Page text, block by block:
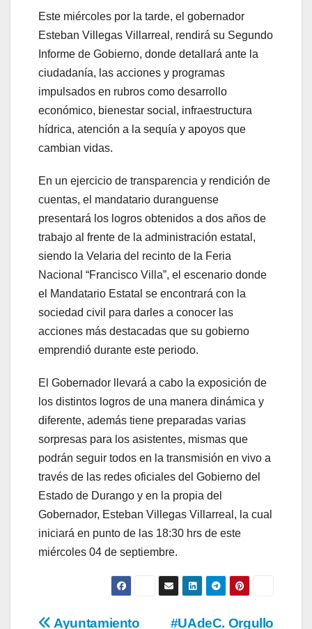
Este miércoles por la tarde, el gobernador
Esteban Villegas Villarreal, rendirá su Segundo
Informe de Gobierno, donde detallará ante la
ciudadanía, las acciones y programas
impulsados en rubros como desarrollo
económico, bienestar social, infraestructura
hídrica, atención a la sequía y apoyos que
cambian vidas.
En un ejercicio de transparencia y rendición de
cuentas, el mandatario duranguense
presentará los logros obtenidos a dos años de
trabajo al frente de la administración estatal,
siendo la Velaria del recinto de la Feria
Nacional “Francisco Villa”, el escenario donde
el Mandatario Estatal se encontrará con la
sociedad civil para darles a conocer las
acciones más destacadas que su gobierno
emprendió durante este periodo.
El Gobernador llevará a cabo la exposición de
los distintos logros de una manera dinámica y
diferente, además tiene preparadas varias
sorpresas para los asistentes, mismas que
podrán seguir todos en la transmisión en vivo a
través de las redes oficiales del Gobierno del
Estado de Durango y en la propia del
Gobernador, Esteban Villegas Villarreal, la cual
iniciará en punto de las 18:30 hrs de este
miércoles 04 de septiembre.
#UAdeC. Orgullo
Ayuntamiento